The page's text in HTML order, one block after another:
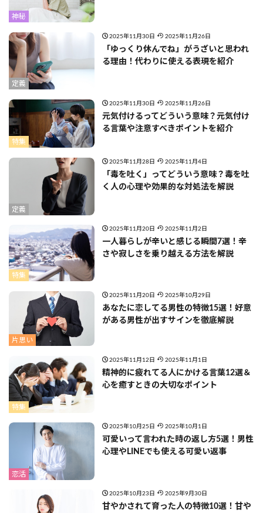
神秘
定義
2025年11月30日 2025年11月26日
「ゆっくり休んでね」がうざいと思われ
る理由！代わりに使える表現を紹介
特集
2025年11月30日 2025年11月26日
元気付けるってどういう意味？元気付け
る言葉や注意すべきポイントを紹介
定義
2025年11月28日 2025年11月4日
「毒を吐く」ってどういう意味？毒を吐
く人の心理や効果的な対処法を解説
特集
2025年11月20日 2025年11月2日
一人暮らしが辛いと感じる瞬間7選！辛
さや寂しさを乗り越える方法を解説
片思い
2025年11月20日 2025年10月29日
あなたに恋してる男性の特徴15選！好意
がある男性が出すサインを徹底解説
特集
2025年11月12日 2025年11月1日
精神的に疲れてる人にかける言葉12選＆
心を癒すときの大切なポイント
恋活
2025年10月25日 2025年10月1日
可愛いって言われた時の返し方5選！男性
心理やLINEでも使える可愛い返事
2025年10月23日 2025年9月30日
甘やかされて育った人の特徴10選！甘や